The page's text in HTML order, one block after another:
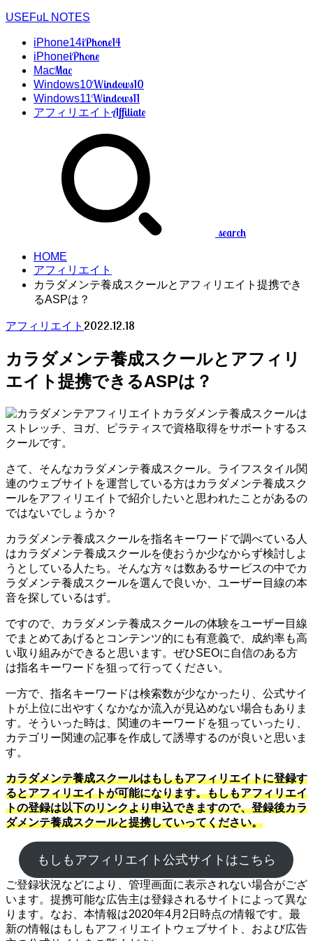
USEFuL NOTES
iPhone14iPhone14
iPhoneiPhone
MacMac
Windows10Windows10
Windows11Windows11
アフィリエイトAffiliate
search
HOME
アフィリエイト
カラダメンテ養成スクールとアフィリエイト提携でき
るASPは？
アフィリエイト 2022.12.18
カラダメンテ養成スクールとアフィリ
エイト提携できるASPは？
カラダメンテ養成スクールは
ストレッチ、ヨガ、ピラティスで資格取得をサポートするス
クールです。
さて、そんなカラダメンテ養成スクール。ライフスタイル関
連のウェブサイトを運営している方はカラダメンテ養成スク
ールをアフィリエイトで紹介したいと思われたことがあるの
ではないでしょうか？
カラダメンテ養成スクールを指名キーワードで調べている人
はカラダメンテ養成スクールを使おうか少なからず検討しよ
うとしている人たち。そんな方々は数あるサービスの中でカ
ラダメンテ養成スクールを選んで良いか、ユーザー目線の本
音を探しているはず。
ですので、カラダメンテ養成スクールの体験をユーザー目線
でまとめてあげるとコンテンツ的にも有意義で、成約率も高
い取り組みができると思います。ぜひSEOに自信のある方
は指名キーワードを狙って行ってください。
一方で、指名キーワードは検索数が少なかったり、公式サイ
トが上位に出やすくなかなか流入が見込めない場合もありま
す。そういった時は、関連のキーワードを狙っていったり、
カテゴリー関連の記事を作成して誘導するのが良いと思いま
す。
カラダメンテ養成スクールはもしもアフィリエイトに登録す
るとアフィリエイトが可能になります。もしもアフィリエイ
トの登録は以下のリンクより申込できますので、登録後カラ
ダメンテ養成スクールと提携していってください。
もしもアフィリエイト公式サイトはこちら
ご登録状況などにより、管理画面に表示されない場合がござ
います。提携可能な広告主は登録されるサイトによって異な
ります。なお、本情報は2020年4月2日時点の情報です。最
新の情報はもしもアフィリエイトウェブサイト、および広告